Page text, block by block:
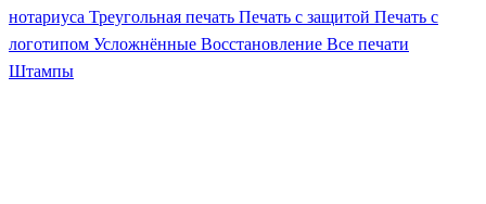
нотариуса Треугольная печать Печать с защитой Печать с
логотипом Усложнённые Восстановление Все печати
Штампы